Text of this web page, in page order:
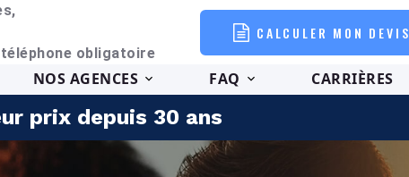
obligatoire
CALCULER MON DEVIS
NOS AGENCES FAQ CARRIÈRES
prix depuis 30 ans